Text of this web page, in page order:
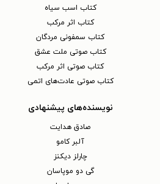
کتاب اسب سیاه
کتاب اثر مرکب
کتاب سمفونی مردگان
کتاب صوتی ملت عشق
کتاب صوتی اثر مرکب
کتاب صوتی عادت‌های اتمی
نویسنده‌های پیشنهادی
صادق هدایت
آلبر کامو
چارلز دیکنز
گی دو موپاسان